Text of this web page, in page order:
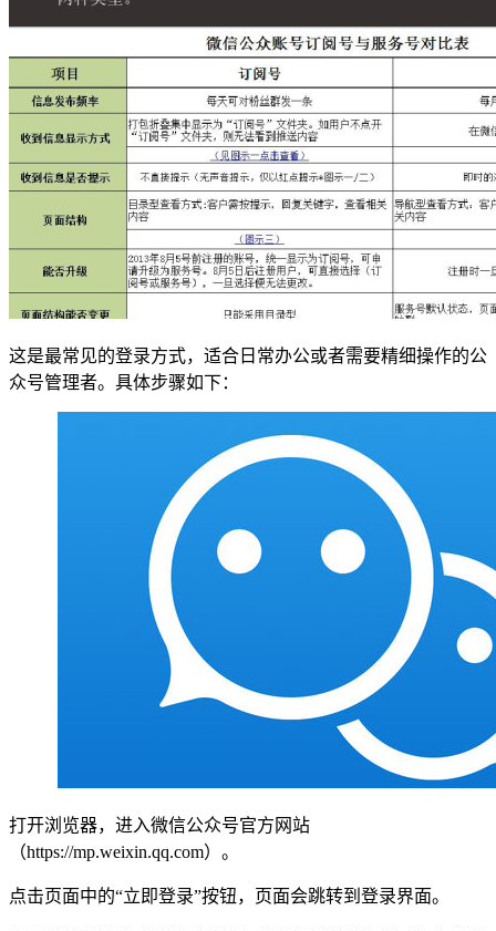
这是最常见的登录方式，适合日常办公或者需要精细操作的公
众号管理者。具体步骤如下：
打开浏览器，进入微信公众号官方网站
（https://mp.weixin.qq.com）。
点击页面中的“立即登录”按钮，页面会跳转到登录界面。